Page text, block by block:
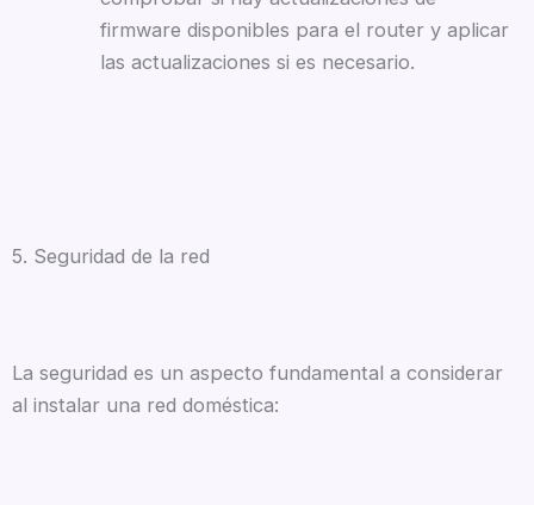
firmware disponibles para el router y aplicar
las actualizaciones si es necesario.
5. Seguridad de la red
La seguridad es un aspecto fundamental a considerar
al instalar una red doméstica: